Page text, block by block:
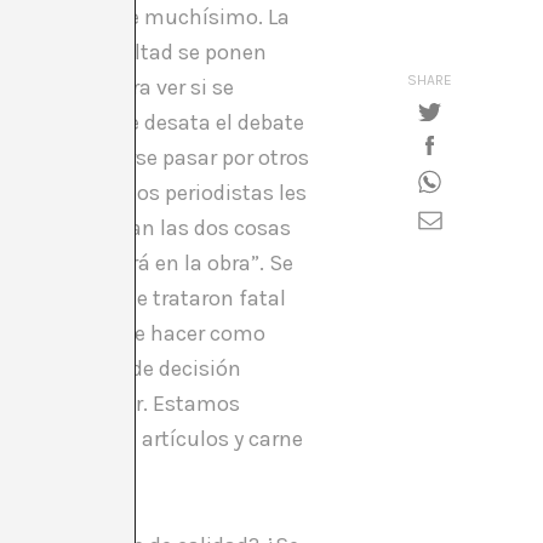
Aparece muchísimo. La
En la facultad se ponen
para ver si se
facultad y se desata el debate
lo de hacerse pasar por otros
A algunos periodistas les
se relacionan las dos cosas
ya se verá en la obra”. Se
y que le trataron fatal
qué no puede hacer como
(los límites de decisión
pena menor. Estamos
millones de artículos y carne
SHARE